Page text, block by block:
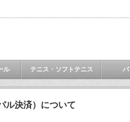
ル テニス・ソフトテニス
ル決済）について